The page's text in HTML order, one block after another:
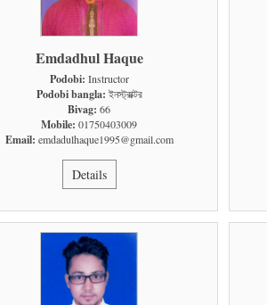
Emdadhul Haque
Podobi: Instructor
Podobi bangla: ইনস্ট্রাক্টর
Bivag: 66
Mobile: 01750403009
Email: emdadulhaque1995@gmail.com
Details